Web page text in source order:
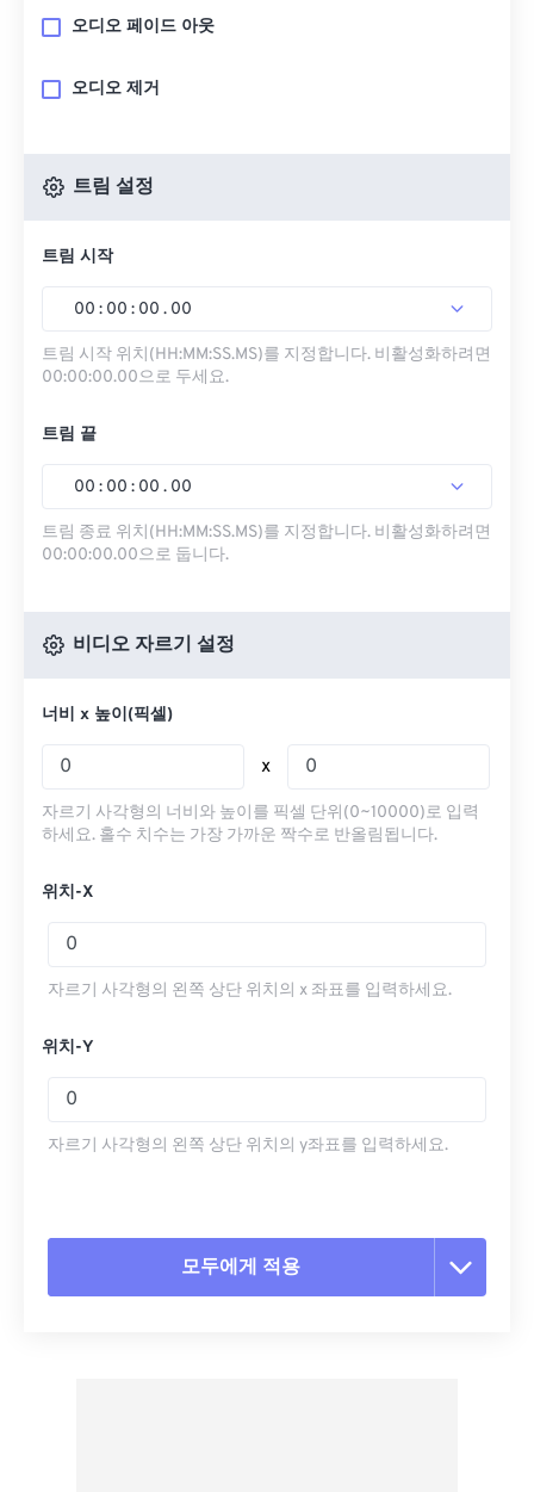
오디오 페이드 아웃
오디오 제거
트림 설정
트림 시작
00 : 00 : 00 . 00
트림 시작 위치(HH:MM:SS.MS)를 지정합니다. 비활성화하려면
00:00:00.00으로 두세요.
트림 끝
00 : 00 : 00 . 00
트림 종료 위치(HH:MM:SS.MS)를 지정합니다. 비활성화하려면
00:00:00.00으로 둡니다.
비디오 자르기 설정
너비 x 높이(픽셀)
x
자르기 사각형의 너비와 높이를 픽셀 단위(0~10000)로 입력
하세요. 홀수 치수는 가장 가까운 짝수로 반올림됩니다.
위치-X
자르기 사각형의 왼쪽 상단 위치의 x 좌표를 입력하세요.
위치-Y
자르기 사각형의 왼쪽 상단 위치의 y좌표를 입력하세요.
모두에게 적용